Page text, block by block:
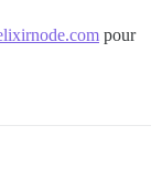
pour